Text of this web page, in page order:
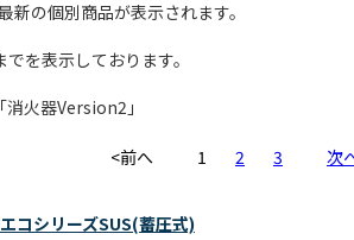
新の個別商品が表示されます。
を表示しております。
消火器Version2」
<前へ 1 2 3 次
コシリーズSUS(蓄圧式)